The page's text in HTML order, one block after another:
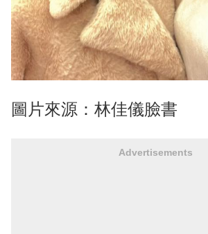
圖片來源：林佳儀臉書
Advertisements